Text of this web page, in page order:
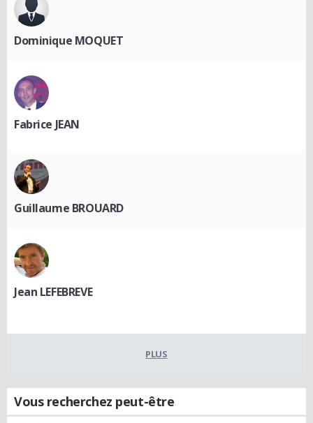
Dominique MOQUET
Fabrice JEAN
Guillaume BROUARD
Jean LEFEBREVE
PLUS
Vous recherchez peut-être